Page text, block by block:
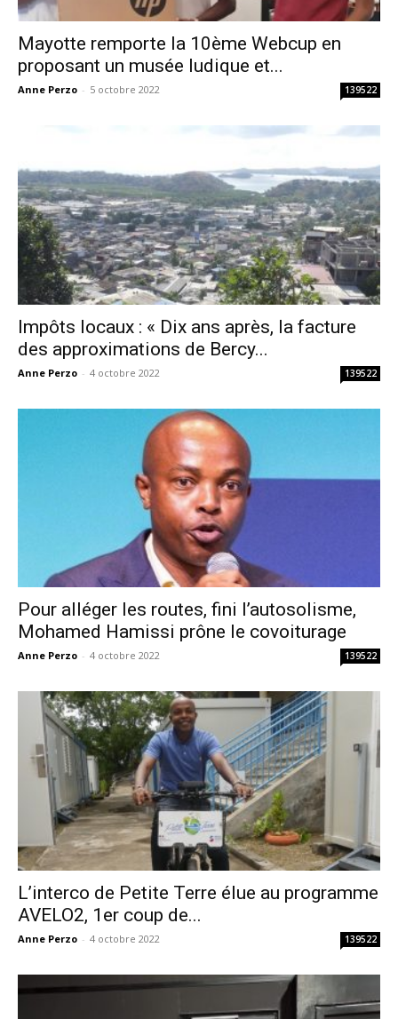
Mayotte remporte la 10ème Webcup en
proposant un musée ludique et...
Anne Perzo - 5 octobre 2022 139522
Impôts locaux : « Dix ans après, la facture
des approximations de Bercy...
Anne Perzo - 4 octobre 2022 139522
Pour alléger les routes, fini l’autosolisme,
Mohamed Hamissi prône le covoiturage
Anne Perzo - 4 octobre 2022 139522
L’interco de Petite Terre élue au programme
AVELO2, 1er coup de...
Anne Perzo - 4 octobre 2022 139522